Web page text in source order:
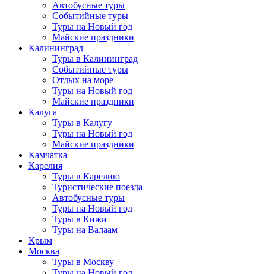
Автобусные туры
Событийные туры
Туры на Новый год
Майские праздники
Калининград
Туры в Калининград
Событийные туры
Отдых на море
Туры на Новый год
Майские праздники
Калуга
Туры в Калугу
Туры на Новый год
Майские праздники
Камчатка
Карелия
Туры в Карелию
Туристические поезда
Автобусные туры
Туры на Новый год
Туры в Кижи
Туры на Валаам
Крым
Москва
Туры в Москву